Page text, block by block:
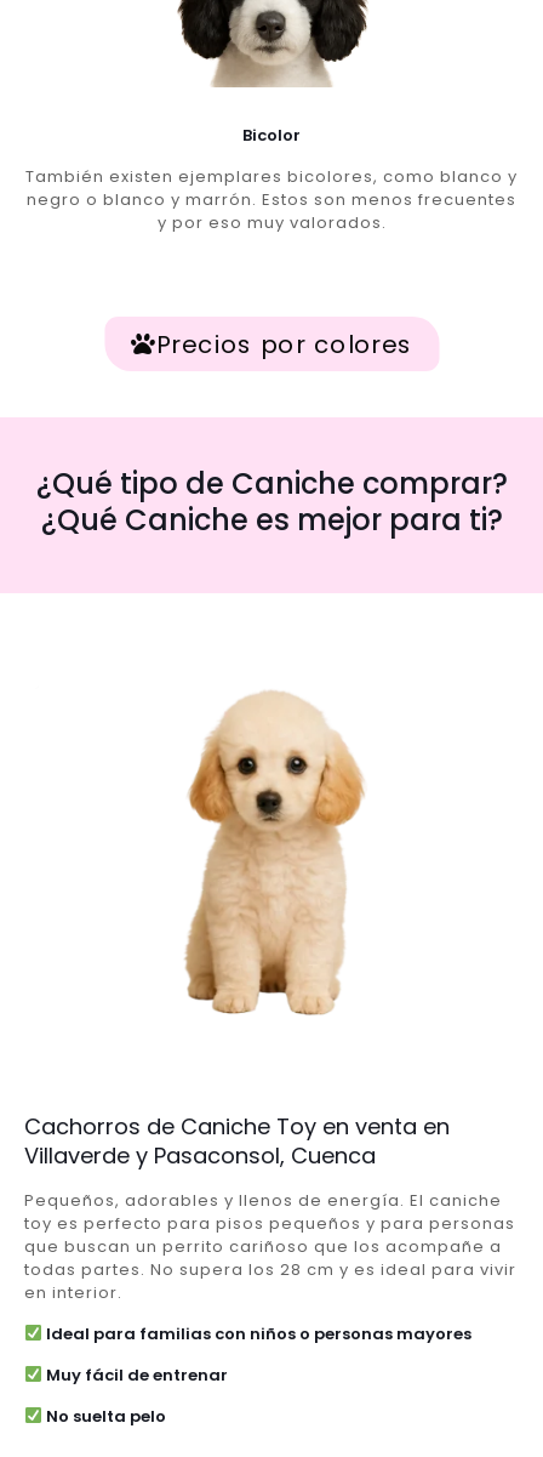
Bicolor
También existen ejemplares bicolores, como blanco y
negro o blanco y marrón. Estos son menos frecuentes
y por eso muy valorados.
Precios por colores
¿Qué tipo de Caniche comprar?
¿Qué Caniche es mejor para ti?
Cachorros de Caniche Toy en venta en
Villaverde y Pasaconsol, Cuenca
Pequeños, adorables y llenos de energía. El caniche
toy es perfecto para pisos pequeños y para personas
que buscan un perrito cariñoso que los acompañe a
todas partes. No supera los 28 cm y es ideal para vivir
en interior.
Ideal para familias con niños o personas mayores
Muy fácil de entrenar
No suelta pelo